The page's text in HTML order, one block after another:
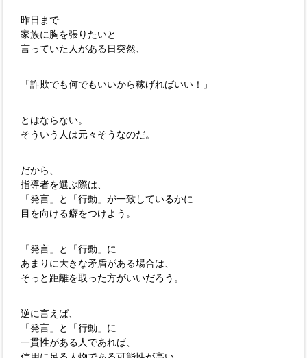
昨日まで
家族に胸を張りたいと
言っていた人がある日突然、
「詐欺でも何でもいいから稼げればいい！」
とはならない。
そういう人は元々そうなのだ。
だから、
指導者を選ぶ際は、
「発言」と「行動」が一致しているかに
目を向ける癖をつけよう。
「発言」と「行動」に
あまりに大きな矛盾がある場合は、
そっと距離を取った方がいいだろう。
逆に言えば、
「発言」と「行動」に
一貫性がある人であれば、